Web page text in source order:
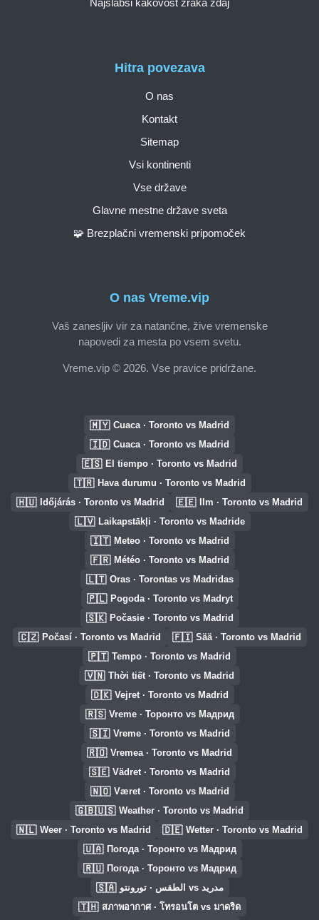
O nas Vreme.vip
Vaš zanesljiv vir za natančne, žive vremenske
napovedi za mesta po vsem svetu.
Vreme.vip © 2026. Vse pravice pridržane.
Hitra povezava
O nas
Kontakt
Sitemap
Vsi kontinenti
Vse države
Glavne mestne države sveta
🧩 Brezplačni vremenski pripomoček
Najslabši kakovost zraka zdaj
🇲🇾 Cuaca · Toronto vs Madrid
🇮🇩 Cuaca · Toronto vs Madrid
🇪🇸 El tiempo · Toronto vs Madrid
🇹🇷 Hava durumu · Toronto vs Madrid
🇭🇺 Időjárás · Toronto vs Madrid 🇪🇪 Ilm · Toronto vs Madrid
🇱🇻 Laikapstākļi · Toronto vs Madride
🇮🇹 Meteo · Toronto vs Madrid
🇫🇷 Météo · Toronto vs Madrid
🇱🇹 Oras · Torontas vs Madridas
🇵🇱 Pogoda · Toronto vs Madryt
🇸🇰 Počasie · Toronto vs Madrid
🇨🇿 Počasí · Toronto vs Madrid 🇫🇮 Sää · Toronto vs Madrid
🇵🇹 Tempo · Toronto vs Madrid
🇻🇳 Thời tiết · Toronto vs Madrid
🇩🇰 Vejret · Toronto vs Madrid
🇷🇸 Vreme · Торонто vs Мадрид
🇸🇮 Vreme · Toronto vs Madrid
🇷🇴 Vremea · Toronto vs Madrid
🇸🇪 Vädret · Toronto vs Madrid
🇳🇴 Været · Toronto vs Madrid
🇬🇧🇺🇸 Weather · Toronto vs Madrid
🇳🇱 Weer · Toronto vs Madrid 🇩🇪 Wetter · Toronto vs Madrid
🇺🇦 Погода · Торонто vs Мадрид
🇷🇺 Погода · Торонто vs Мадрид
🇸🇦 الطقس · تورونتو vs مدريد
🇹🇭 สภาพอากาศ · โทรอนโต vs มาดริด